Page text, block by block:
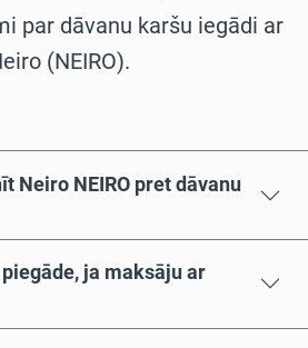
par dāvanu karšu iegādi ar
(NEIRO).
Neiro NEIRO pret dāvanu
ja maksāju ar